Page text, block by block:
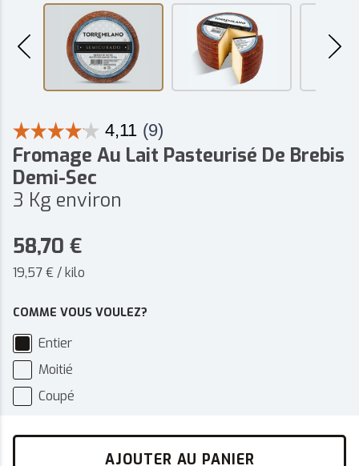
Fromage Au Lait Pasteurisé De Brebis
Demi-Sec
3 Kg environ
58,70 €
19,57 € / kilo
COMME VOUS VOULEZ?
Entier
Moitié
Coupé
AJOUTER AU PANIER